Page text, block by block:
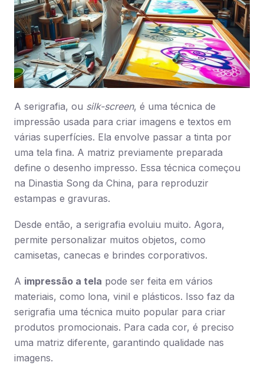
A serigrafia, ou silk-screen, é uma técnica de
impressão usada para criar imagens e textos em
várias superfícies. Ela envolve passar a tinta por
uma tela fina. A matriz previamente preparada
define o desenho impresso. Essa técnica começou
na Dinastia Song da China, para reproduzir
estampas e gravuras.
Desde então, a serigrafia evoluiu muito. Agora,
permite personalizar muitos objetos, como
camisetas, canecas e brindes corporativos.
A impressão a tela pode ser feita em vários
materiais, como lona, vinil e plásticos. Isso faz da
serigrafia uma técnica muito popular para criar
produtos promocionais. Para cada cor, é preciso
uma matriz diferente, garantindo qualidade nas
imagens.